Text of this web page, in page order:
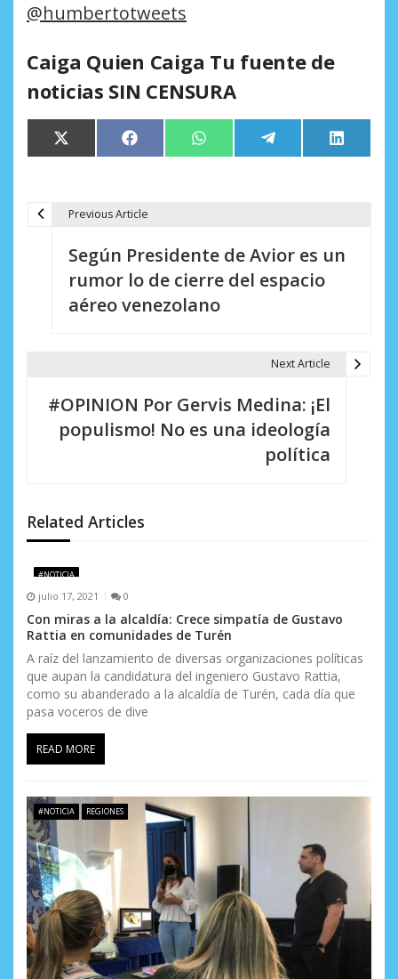
@humbertotweets
Caiga Quien Caiga Tu fuente de
noticias SIN CENSURA
Compartir
en
X
(Twitter)
Compartir
en
Facebook Compartir
en
WhatsApp Compartir
en
Telegram
en
LinkedIn
n
d
e
e
n
t
r
a
d
a
s
Previous Article
Según Presidente de Avior es un
rumor lo de cierre del espacio
aéreo venezolano
Next Article
#OPINION Por Gervis Medina: ¡El
populismo! No es una ideología
política
Related Articles
#NOTICIA
julio 17, 2021 0
Con miras a la alcaldía: Crece simpatía de Gustavo
Rattia en comunidades de Turén
A raíz del lanzamiento de diversas organizaciones políticas
que aupan la candidatura del ingeniero Gustavo Rattia,
como su abanderado a la alcaldía de Turén, cada día que
pasa voceros de dive
READ MORE
#NOTICIA REGIONES